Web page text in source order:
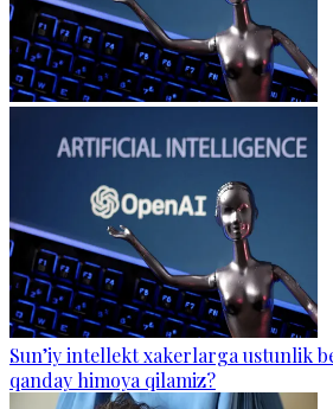
Sun’iy intellekt xakerlarga ustunlik
qanday himoya qilamiz?